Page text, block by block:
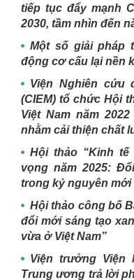
tiếp tục đẩy mạnh
2030, tầm nhìn đến
Một số giải pháp
động cơ cấu lại nền
Viện Nghiên cứu
(CIEM) tổ chức Hội
Việt Nam năm
nhằm cải thiện chất
Hội thảo “Kinh tế
vọng năm 2025:
trong kỷ nguyên mới
Hội thảo công bố
đổi mới sáng tạo
vừa ở Việt Nam”
Viện trưởng
Trung ương trả lời